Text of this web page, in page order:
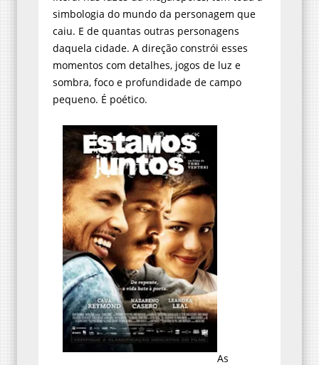
simbologia do mundo da personagem que
caiu. E de quantas outras personagens
daquela cidade. A direção constrói esses
momentos com detalhes, jogos de luz e
sombra, foco e profundidade de campo
pequeno. É poético.
As